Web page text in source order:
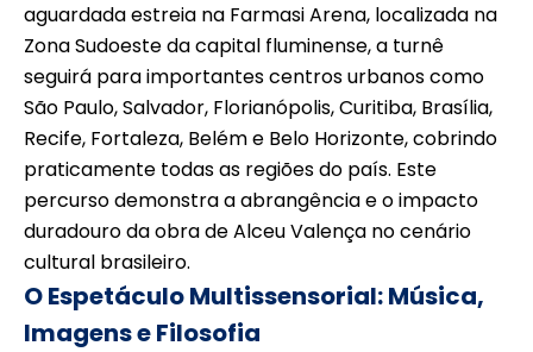
aguardada estreia na Farmasi Arena, localizada na
Zona Sudoeste da capital fluminense, a turnê
seguirá para importantes centros urbanos como
São Paulo, Salvador, Florianópolis, Curitiba, Brasília,
Recife, Fortaleza, Belém e Belo Horizonte, cobrindo
praticamente todas as regiões do país. Este
percurso demonstra a abrangência e o impacto
duradouro da obra de Alceu Valença no cenário
cultural brasileiro.
O Espetáculo Multissensorial: Música,
Imagens e Filosofia